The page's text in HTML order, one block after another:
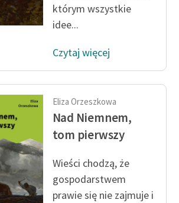
którym wszystkie
idee...
Czytaj więcej
Eliza Orzeszkowa
Nad Niemnem,
tom pierwszy
Wieści chodzą, że
gospodarstwem
prawie się nie zajmuje i